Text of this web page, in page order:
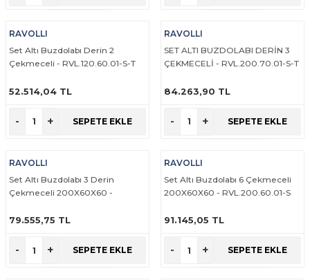
RAVOLLI
Set Altı Buzdolabı Derin 2
Çekmeceli - RVL.120.60.01-S-T
52.514,04 TL
- + SEPETE EKLE
RAVOLLI
SET ALTI BUZDOLABI DERİN 3
ÇEKMECELİ - RVL.200.70.01-S-T
84.263,90 TL
- + SEPETE EKLE
RAVOLLI
Set Altı Buzdolabı 3 Derin
Çekmeceli 200X60X60 -
79.555,75 TL
- + SEPETE EKLE
RAVOLLI
Set Altı Buzdolabı 6 Çekmeceli
200X60X60 - RVL.200.60.01-S
91.145,05 TL
- + SEPETE EKLE